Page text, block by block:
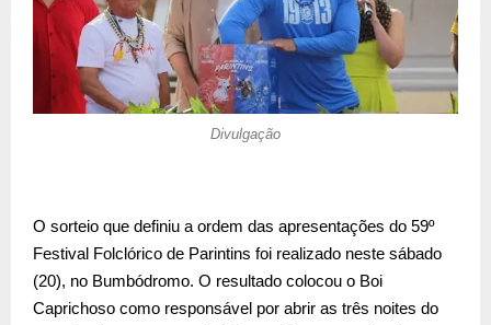
Divulgação
O sorteio que definiu a ordem das apresentações do 59º
Festival Folclórico de Parintins foi realizado neste sábado
(20), no Bumbódromo. O resultado colocou o Boi
Caprichoso como responsável por abrir as três noites do